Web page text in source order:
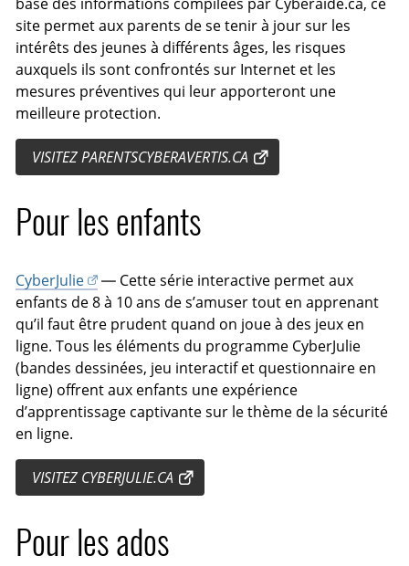
site permet aux parents de se tenir à jour sur les
intérêts des jeunes à différents âges, les risques
auxquels ils sont confrontés sur Internet et les
mesures préventives qui leur apporteront une
meilleure protection.
VISITEZ PARENTSCYBERAVERTIS.CA
Pour les enfants
CyberJulie
— Cette série interactive permet aux
enfants de 8 à 10 ans de s’amuser tout en apprenant
qu’il faut être prudent quand on joue à des jeux en
ligne. Tous les éléments du programme CyberJulie
(bandes dessinées, jeu interactif et questionnaire en
ligne) offrent aux enfants une expérience
d’apprentissage captivante sur le thème de la sécurité
en ligne.
VISITEZ CYBERJULIE.CA
Pour les ados